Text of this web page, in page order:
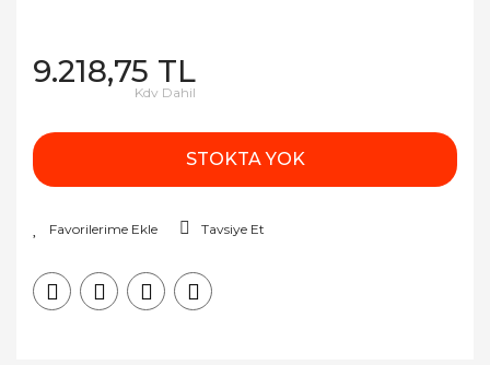
9.218,75 TL
Kdv Dahil
STOKTA YOK
Tavsiye Et